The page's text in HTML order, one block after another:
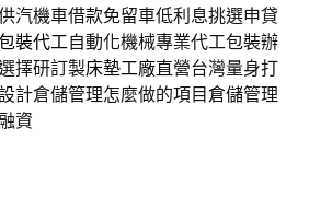
汽機車借款免留車低利息挑選申貸
裝代工自動化機械專業代工包裝辦
擇研訂製床墊工廠直營台灣量身打
計倉儲管理怎麼做的項目倉儲管理
資